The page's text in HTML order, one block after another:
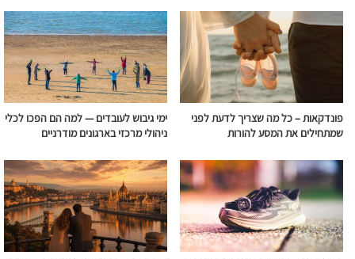
פונדקאות – כל מה שצריך לדעת לפני
שמתחילים את המסע להורות
ימי גיבוש לעובדים — למה הם הפכו לכלי
ניהולי מרכזי בארגונים מודרניים